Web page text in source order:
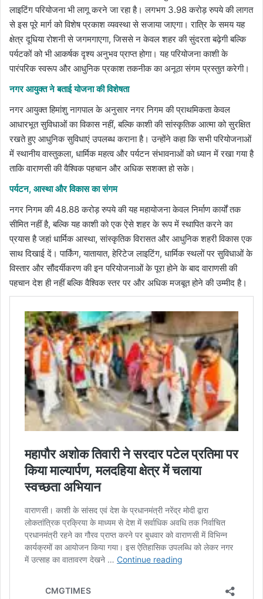
लाइटिंग परियोजना भी लागू करने जा रहा है। लगभग 3.98 करोड़ रुपये की लागत
से इस पूरे मार्ग को विशेष प्रकाश व्यवस्था से सजाया जाएगा। रात्रि के समय यह
क्षेत्र दूधिया रोशनी से जगमगाएगा, जिससे न केवल शहर की सुंदरता बढ़ेगी बल्कि
पर्यटकों को भी आकर्षक दृश्य अनुभव प्राप्त होगा। यह परियोजना काशी के
पारंपरिक स्वरूप और आधुनिक प्रकाश तकनीक का अनूठा संगम प्रस्तुत करेगी।
नगर आयुक्त ने बताई योजना की विशेषता
नगर आयुक्त हिमांशु नागपाल के अनुसार नगर निगम की प्राथमिकता केवल
आधारभूत सुविधाओं का विकास नहीं, बल्कि काशी की सांस्कृतिक आत्मा को सुरक्षित
रखते हुए आधुनिक सुविधाएं उपलब्ध कराना है। उन्होंने कहा कि सभी परियोजनाओं
में स्थानीय वास्तुकला, धार्मिक महत्व और पर्यटन संभावनाओं को ध्यान में रखा गया है
ताकि वाराणसी की वैश्विक पहचान और अधिक सशक्त हो सके।
पर्यटन, आस्था और विकास का संगम
नगर निगम की 48.88 करोड़ रुपये की यह महायोजना केवल निर्माण कार्यों तक
सीमित नहीं है, बल्कि यह काशी को एक ऐसे शहर के रूप में स्थापित करने का
प्रयास है जहां धार्मिक आस्था, सांस्कृतिक विरासत और आधुनिक शहरी विकास एक
साथ दिखाई दें। पार्किंग, यातायात, हेरिटेज लाइटिंग, धार्मिक स्थलों पर सुविधाओं के
विस्तार और सौंदर्यीकरण की इन परियोजनाओं के पूरा होने के बाद वाराणसी की
पहचान देश ही नहीं बल्कि वैश्विक स्तर पर और अधिक मजबूत होने की उम्मीद है।